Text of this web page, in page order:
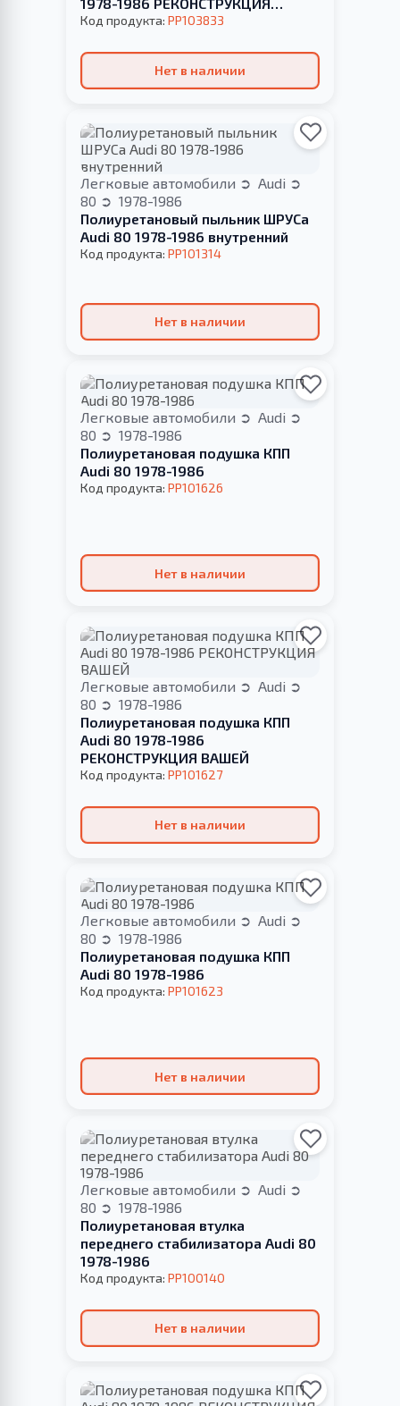
ВАШЕЙ
Код продукта: PP103833
Нет в наличии
Легковые автомобили
Audi
80
1978-1986
Полиуретановый пыльник ШРУСа
Audi 80 1978-1986 внутренний
Код продукта: PP101314
Нет в наличии
Легковые автомобили
Audi
80
1978-1986
Полиуретановая подушка КПП
Audi 80 1978-1986
Код продукта: PP101626
Нет в наличии
Легковые автомобили
Audi
80
1978-1986
Полиуретановая подушка КПП
Audi 80 1978-1986
РЕКОНСТРУКЦИЯ ВАШЕЙ
Код продукта: PP101627
Нет в наличии
Легковые автомобили
Audi
80
1978-1986
Полиуретановая подушка КПП
Audi 80 1978-1986
Код продукта: PP101623
Нет в наличии
Легковые автомобили
Audi
80
1978-1986
Полиуретановая втулка
переднего стабилизатора Audi 80
1978-1986
Код продукта: PP100140
Нет в наличии